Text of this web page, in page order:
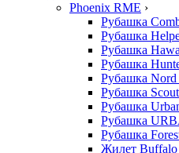
Phoenix RME ›
Рубашка
Рубашка
Рубашка
Рубашка
Рубашка Nord
Рубашка
Рубашка
Рубашка
Рубашка
Жилет Buffalo